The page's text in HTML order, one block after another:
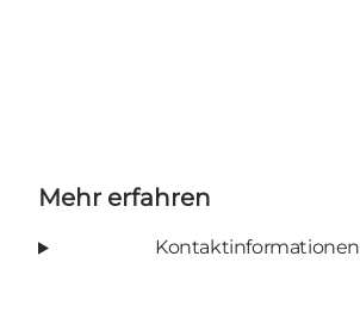
Mehr erfahren
Kontaktinformationen